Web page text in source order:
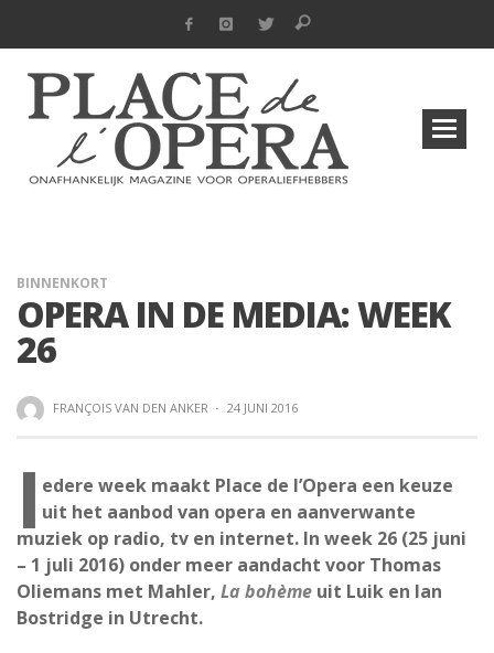
BINNENKORT
OPERA IN DE MEDIA: WEEK
26
FRANÇOIS VAN DEN ANKER · 24 JUNI 2016
I edere week maakt Place de l’Opera een keuze
uit het aanbod van opera en aanverwante
muziek op radio, tv en internet. In week 26 (25 juni
– 1 juli 2016) onder meer aandacht voor Thomas
Oliemans met Mahler, La bohème uit Luik en Ian
Bostridge in Utrecht.